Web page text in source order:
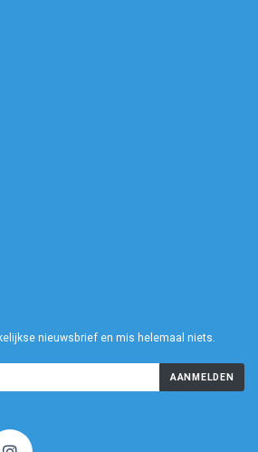
nieuwsbrief en mis helemaal niets.
AANMELDEN